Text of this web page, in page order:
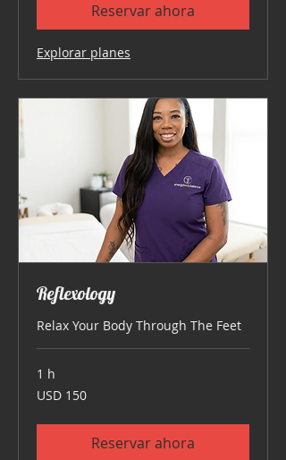
Reservar ahora
Explorar planes
Reflexology
Relax Your Body Through The Feet
1 h
150
dólares
USD 150
Reservar ahora